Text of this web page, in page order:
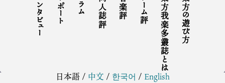
インタビュー リポート コラム 同人誌評 音楽評 ゲーム評 東方我楽多叢誌とは 東方の遊び方
日本語/ 中文 / 한국어 / English